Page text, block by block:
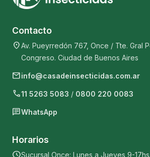
Contacto
location_onAv. Pueyrredón 767, Once / Tte. Gral
Congreso. Ciudad de Buenos Aires
mailinfo@casadeinsecticidas.com.ar
phone11 5263 5083 / 0800 220 0083
chatWhatsApp
Horarios
scheduleSucursal Once: Lunes a Jueves 9-